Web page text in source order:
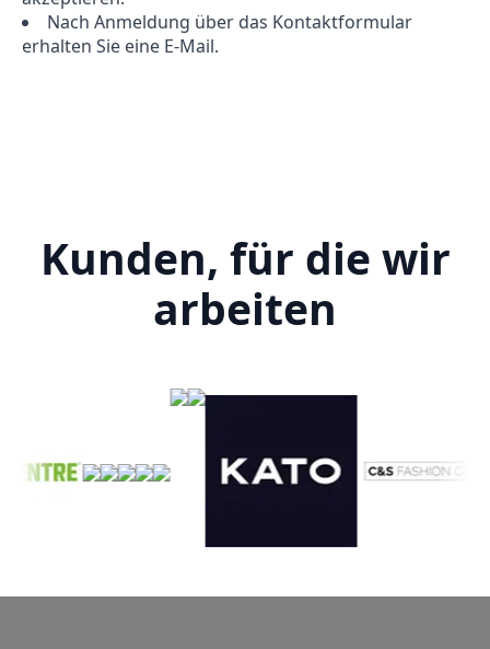
Nach Anmeldung über das Kontaktformular
erhalten Sie eine E-Mail.
Kunden, für die wir
arbeiten